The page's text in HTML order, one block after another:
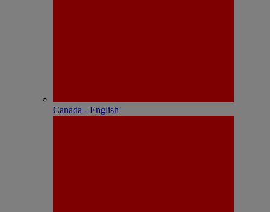
Canada - English